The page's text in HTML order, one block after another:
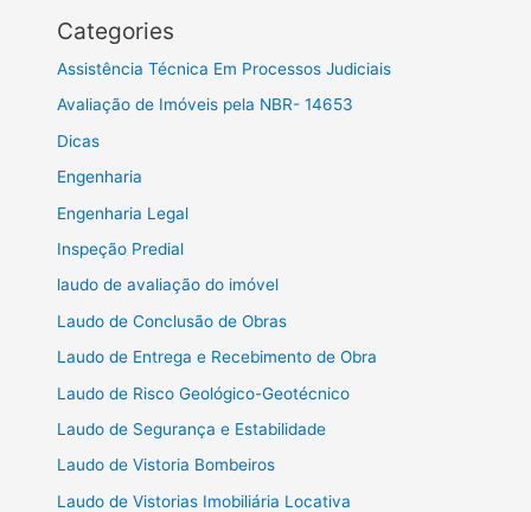
Categories
Assistência Técnica Em Processos Judiciais
Avaliação de Imóveis pela NBR- 14653
Dicas
Engenharia
Engenharia Legal
Inspeção Predial
laudo de avaliação do imóvel
Laudo de Conclusão de Obras
Laudo de Entrega e Recebimento de Obra
Laudo de Risco Geológico-Geotécnico
Laudo de Segurança e Estabilidade
Laudo de Vistoria Bombeiros
Laudo de Vistorias Imobiliária Locativa